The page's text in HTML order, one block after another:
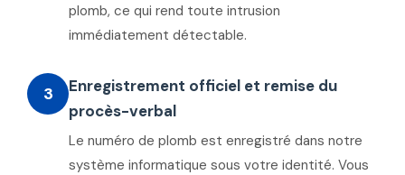
plomb, ce qui rend toute intrusion
immédiatement détectable.
3
Enregistrement officiel et remise du
procès-verbal
Le numéro de plomb est enregistré dans notre
système informatique sous votre identité. Vous